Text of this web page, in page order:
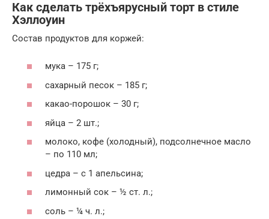
Как сделать трёхъярусный торт в стиле
Хэллоуин
Состав продуктов для коржей:
мука – 175 г;
сахарный песок – 185 г;
какао-порошок – 30 г;
яйца – 2 шт.;
молоко, кофе (холодный), подсолнечное масло
– по 110 мл;
цедра – с 1 апельсина;
лимонный сок – ½ ст. л.;
соль – ¼ ч. л.;